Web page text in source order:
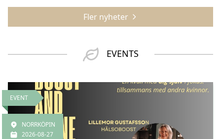
Fler nyheter
EVENTS
EVENT
NORRKÖPIN
2026-08-27